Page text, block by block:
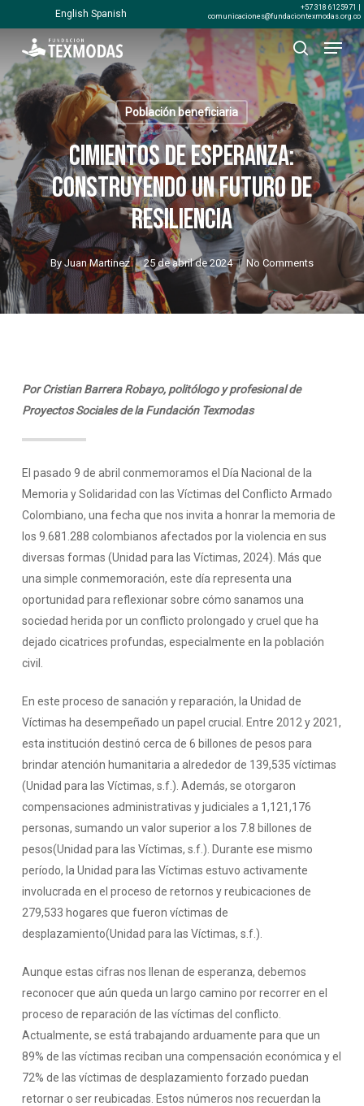
English Spanish
+57 318 6125971 |
comunicaciones@fundaciontexmodas.org.co
to
main
content
search
Menu
Población beneficiaria
Cimientos de Esperanza:
Construyendo un Futuro de
Resiliencia
By Juan Martinez 25 de abril de 2024 No Comments
Por Cristian Barrera Robayo, politólogo y profesional de
Proyectos Sociales de la Fundación Texmodas
El pasado 9 de abril conmemoramos el Día Nacional de la
Memoria y Solidaridad con las Víctimas del Conflicto Armado
Colombiano, una fecha que nos invita a honrar la memoria de
los 9.681.288 colombianos afectados por la violencia en sus
diversas formas (Unidad para las Víctimas, 2024). Más que
una simple conmemoración, este día representa una
oportunidad para reflexionar sobre cómo sanamos una
sociedad herida por un conflicto prolongado y cruel que ha
dejado cicatrices profundas, especialmente en la población
civil.
En este proceso de sanación y reparación, la Unidad de
Víctimas ha desempeñado un papel crucial. Entre 2012 y 2021,
esta institución destinó cerca de 6 billones de pesos para
brindar atención humanitaria a alrededor de 139,535 víctimas
(Unidad para las Víctimas, s.f.). Además, se otorgaron
compensaciones administrativas y judiciales a 1,121,176
personas, sumando un valor superior a los 7.8 billones de
pesos(Unidad para las Víctimas, s.f.). Durante ese mismo
período, la Unidad para las Víctimas estuvo activamente
involucrada en el proceso de retornos y reubicaciones de
279,533 hogares que fueron víctimas de
desplazamiento(Unidad para las Víctimas, s.f.).
Aunque estas cifras nos llenan de esperanza, debemos
reconocer que aún queda un largo camino por recorrer en el
proceso de reparación de las víctimas del conflicto.
Actualmente, se está trabajando arduamente para que un
89% de las víctimas reciban una compensación económica y el
72% de las víctimas de desplazamiento forzado puedan
retornar o ser reubicadas. Estos números nos recuerdan la
Close
Menu